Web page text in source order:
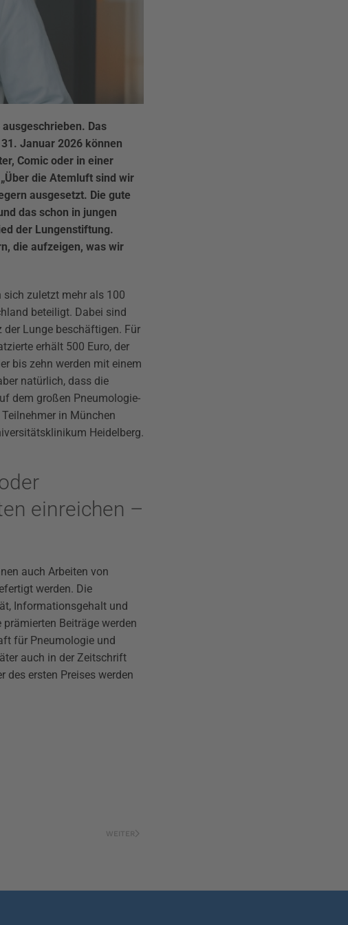
Das
Januar 2026 können
Comic oder in einer
die Atemluft sind wir
ausgesetzt. Die gute
das schon in jungen
der Lungenstiftung.
die aufzeigen, was wir
zuletzt mehr als 100
beteiligt. Dabei sind
Lunge beschäftigen. Für
erhält 500 Euro, der
bis zehn werden mit einem
natürlich, dass die
dem großen Pneumologie-
in München
Heidelberg.
einreichen –
auch Arbeiten von
werden. Die
Informationsgehalt und
Beiträge werden
für Pneumologie und
auch in der Zeitschrift
des ersten Preises werden
WEITER